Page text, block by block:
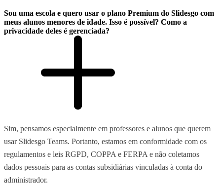
Sou uma escola e quero usar o plano Premium do Slidesgo com
meus alunos menores de idade. Isso é possível? Como a
privacidade deles é gerenciada?
Sim, pensamos especialmente em professores e alunos que querem
usar Slidesgo Teams. Portanto, estamos em conformidade com os
regulamentos e leis RGPD, COPPA e FERPA e não coletamos
dados pessoais para as contas subsidiárias vinculadas à conta do
administrador.